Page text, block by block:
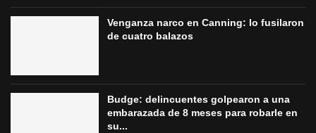
Venganza narco en Canning: lo fusilaron
de cuatro balazos
Budge: delincuentes golpearon a una
embarazada de 8 meses para robarle en
su...